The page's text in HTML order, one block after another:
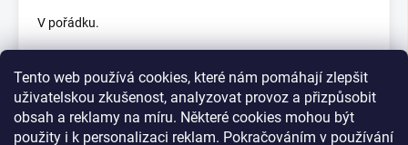
Tento web používá cookies, které nám pomáhají zlepšit
uživatelskou zkušenost, analyzovat provoz a přizpůsobit
obsah a reklamy na míru. Některé cookies mohou být
použity i k personalizaci reklam. Pokračováním v používání
V pořádku.
5.7.2025
Skvělý rychlax